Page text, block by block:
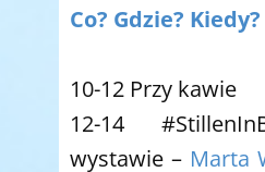
Co? Gdzie? Kiedy?
10-12 Przy kawie
12-14
wystawie – Marta